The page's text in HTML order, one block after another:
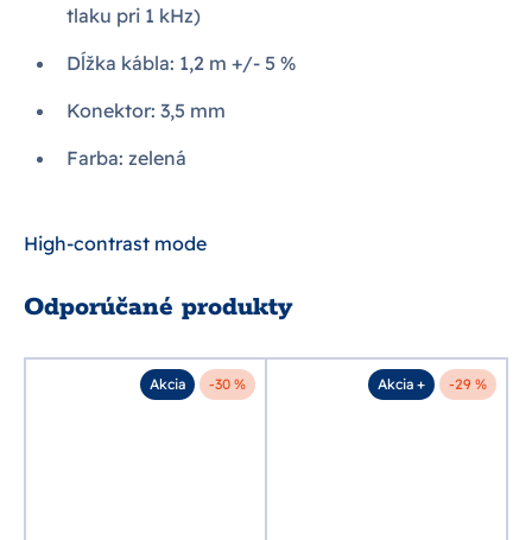
tlaku pri 1 kHz)
Dĺžka kábla: 1,2 m +/- 5 %
Konektor: 3,5 mm
Farba: zelená
High-contrast mode
Odporúčané produkty
Akcia -30 % Akcia + -29 %